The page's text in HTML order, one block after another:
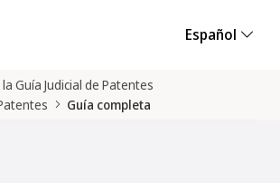
Español
Guía Judicial de Patentes
Guía completa